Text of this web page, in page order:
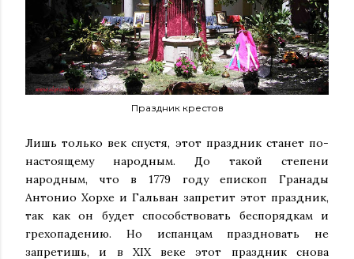
Праздник крестов
Лишь только век спустя, этот праздник станет по-
настоящему народным. До такой степени
народным, что в 1779 году епископ Гранады
Антонио Хорхе и Гальван запретит этот праздник,
так как он будет способствовать беспорядкам и
грехопадению. Но испанцам праздновать не
запретишь, и в XIX веке этот праздник снова